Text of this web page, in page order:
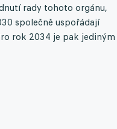
rady tohoto orgánu,
společně uspořádají
rok 2034 je pak jediným